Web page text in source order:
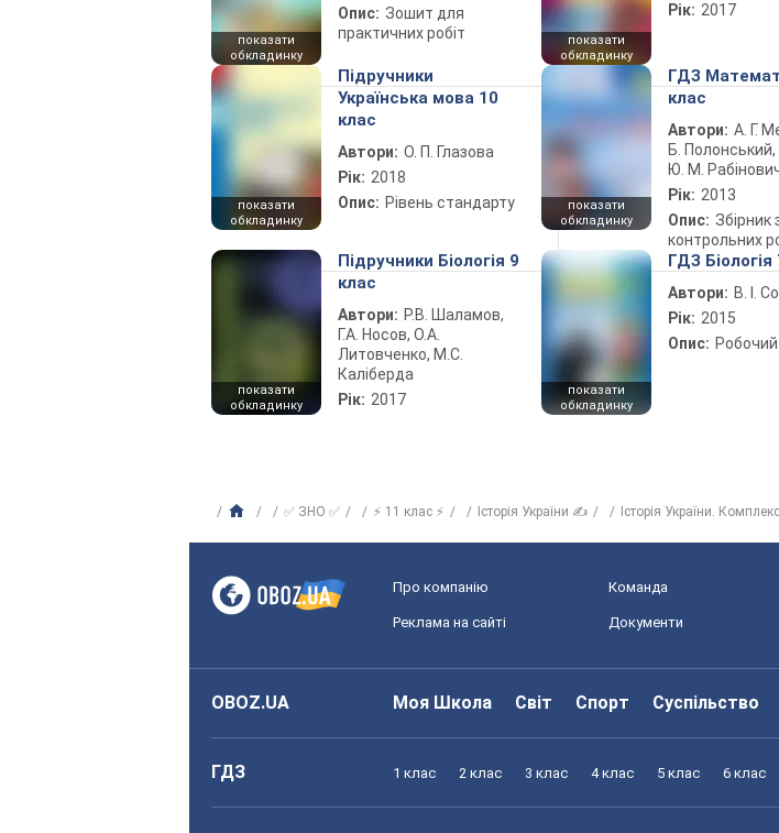
показати
обкладинку
Опис: Зошит для
практичних робіт
показати
обкладинку
Рік: 2017
показати
обкладинку
Підручники
Українська мова 10
клас
Автори: О. П. Глазова
Рік: 2018
Опис: Рівень стандарту
показати
обкладинку
ГДЗ
клас
Автори: А. Г.
Б. Полонський,
Ю. М.
Рік: 2013
Опис: Збірник
контрольних
показати
обкладинку
Підручники Біологія 9
клас
Автори: Р.В. Шаламов,
Г.А. Носов, О.А.
Литовченко, М.С.
Каліберда
Рік: 2017
показати
обкладинку
ГДЗ Біологія
Автори: В. І.
Рік: 2015
Опис:
✅ ЗНО ✅ ⚡ 11 клас ⚡ Історія України ✍ Історія України.
Про компанію Команда
Реклама на сайті Документи
OBOZ.UA Моя Школа Світ Спорт Суспільство
ГДЗ 1 клас 2 клас 3 клас 4 клас 5 клас 6 клас